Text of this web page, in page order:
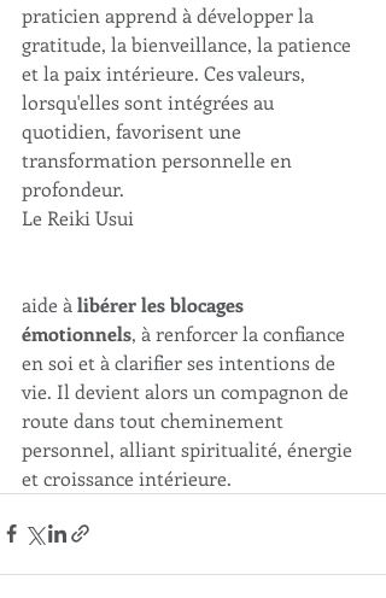
praticien apprend à développer la
gratitude, la bienveillance, la patience
et la paix intérieure. Ces valeurs,
lorsqu'elles sont intégrées au
quotidien, favorisent une
transformation personnelle en
profondeur.
Le Reiki Usui
aide à libérer les blocages
émotionnels, à renforcer la confiance
en soi et à clarifier ses intentions de
vie. Il devient alors un compagnon de
route dans tout cheminement
personnel, alliant spiritualité, énergie
et croissance intérieure.